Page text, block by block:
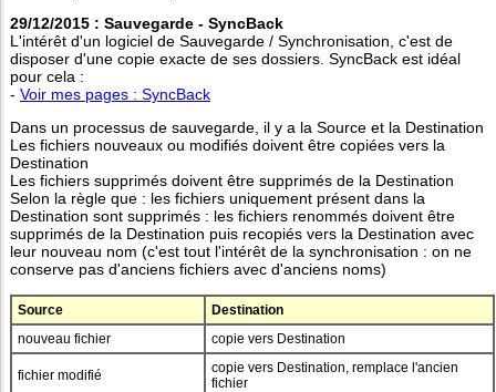
29/12/2015 : Sauvegarde - SyncBack
L'intérêt d'un logiciel de Sauvegarde / Synchronisation, c'est de
disposer d'une copie exacte de ses dossiers. SyncBack est idéal
pour cela :
- Voir mes pages : SyncBack
Dans un processus de sauvegarde, il y a la Source et la Destination
Les fichiers nouveaux ou modifiés doivent être copiées vers la
Destination
Les fichiers supprimés doivent être supprimés de la Destination
Selon la règle que : les fichiers uniquement présent dans la
Destination sont supprimés : les fichiers renommés doivent être
supprimés de la Destination puis recopiés vers la Destination avec
leur nouveau nom (c'est tout l'intérêt de la synchronisation : on ne
conserve pas d'anciens fichiers avec d'anciens noms)
Source
Destination
nouveau fichier
copie vers Destination
fichier modifié
copie vers Destination, remplace l'ancien
fichier